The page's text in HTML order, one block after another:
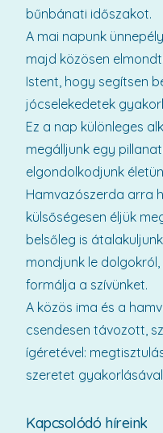
Kapcsolódó híreink
bűnbánati időszakot.
A mai napunk
majd közösen
Istent, hogy segítsen
jócselekedetek
Ez a nap különleges
megálljunk egy
elgondolkodjunk
Hamvazószerda arra
külsőségesen éljük
belsőleg is
mondjunk le
formálja a szívünket.
A közös ima és a
csendesen távozott,
ígéretével:
szeretet